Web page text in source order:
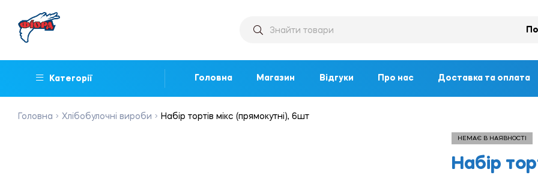
Категорії Головна Магазин Відгуки Про нас Доставка та оплата
Головна Хлібобулочні вироби Набір тортів мікс (прямокутні), 6шт
НЕМАЄ В НАЯВНОСТІ
Набір